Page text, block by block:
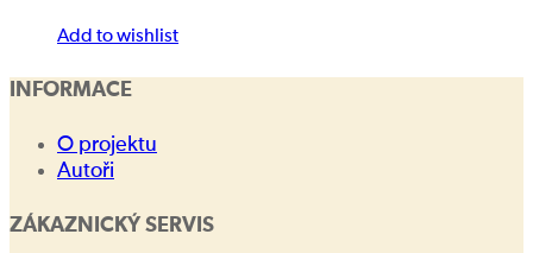
Add to wishlist
INFORMACE
O projektu
Autoři
ZÁKAZNICKÝ SERVIS